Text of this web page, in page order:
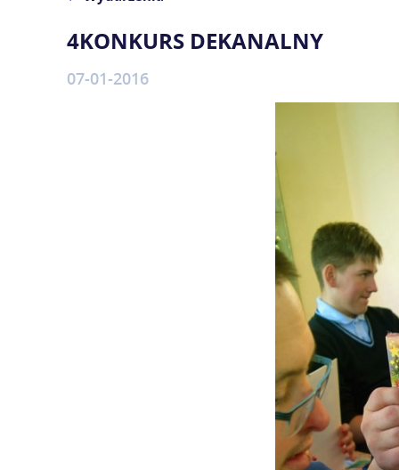
4KONKURS DEKANALNY
07-01-2016